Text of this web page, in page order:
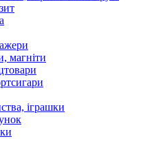
магніти
іграшки